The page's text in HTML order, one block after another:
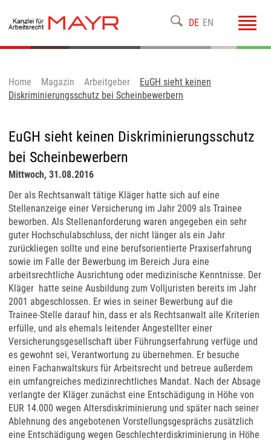
DE EN
Home Magazin Arbeitgeber
EuGH sieht keinen
Diskriminierungsschutz bei Scheinbewerbern
EuGH sieht keinen Diskriminierungsschutz
bei Scheinbewerbern
Mittwoch, 31.08.2016
Der als Rechtsanwalt tätige Kläger hatte sich auf eine
Stellenanzeige einer Versicherung im Jahr 2009 als Trainee
beworben. Als Stellenanforderung waren angegeben ein sehr
guter Hochschulabschluss, der nicht länger als ein Jahr
zurückliegen sollte und eine berufsorientierte Praxiserfahrung
sowie im Falle der Bewerbung im Bereich Jura eine
arbeitsrechtliche Ausrichtung oder medizinische Kenntnisse. Der
Kläger hatte seine Ausbildung zum Volljuristen bereits im Jahr
2001 abgeschlossen. Er wies in seiner Bewerbung auf die
Trainee-Stelle darauf hin, dass er als Rechtsanwalt alle Kriterien
erfülle, und als ehemals leitender Angestellter einer
Versicherungsgesellschaft über Führungserfahrung verfüge und
es gewohnt sei, Verantwortung zu übernehmen. Er besuche
einen Fachanwaltskurs für Arbeitsrecht und betreue außerdem
ein umfangreiches medizinrechtliches Mandat. Nach der Absage
verlangte der Kläger zunächst eine Entschädigung in Höhe von
EUR 14.000 wegen Altersdiskriminierung und später nach seiner
Ablehnung des angebotenen Vorstellungsgesprächs zusätzlich
eine Entschädigung wegen Geschlechterdiskriminierung in Höhe